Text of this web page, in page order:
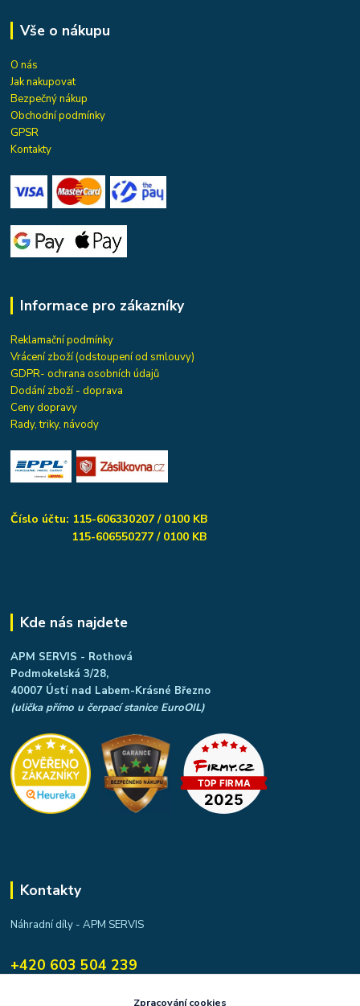
Vše o nákupu
O nás
Jak nakupovat
Bezpečný nákup
Obchodní podmínky
GPSR
Kontakty
Informace pro zákazníky
Reklamační podmínky
Vrácení zboží (odstoupení od smlouvy)
GDPR- ochrana osobních údajů
Dodání zboží - doprava
Ceny dopravy
Rady, triky, návody
Číslo účtu: 115-606330207 / 0100 KB
115-606550277 / 0100 KB
Kde nás najdete
APM SERVIS - Rothová
Podmokelská 3/28,
40007 Ústí nad Labem-Krásné Březno
(ulička přímo u čerpací stanice EuroOIL)
Kontakty
Náhradní díly - APM SERVIS
+420 603 504 239
apmservis@apmservis.czZpracování cookies